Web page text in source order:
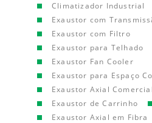
Climatizador Industrial
Exaustor com
Exaustor com Filtro
Exaustor para Telhado
Exaustor Fan Cooler
Exaustor para Espaço
Exaustor Axial Comercial
Exaustor de Carrinho
Exaustor Axial em Fibra